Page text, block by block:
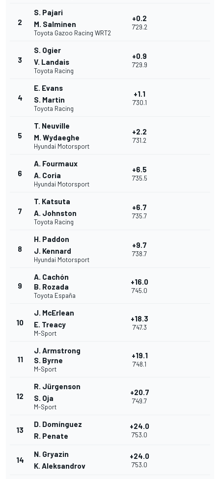
2
S. Pajari
M. Salminen
Toyota Gazoo Racing WRT2
+0.2
7'29.2
3
S. Ogier
V. Landais
Toyota Racing
+0.9
7'29.9
4
E. Evans
S. Martin
Toyota Racing
+1.1
7'30.1
5
T. Neuville
M. Wydaeghe
Hyundai Motorsport
+2.2
7'31.2
6
A. Fourmaux
A. Coria
Hyundai Motorsport
+6.5
7'35.5
7
T. Katsuta
A. Johnston
Toyota Racing
+6.7
7'35.7
8
H. Paddon
J. Kennard
Hyundai Motorsport
+9.7
7'38.7
9
A. Cachón
B. Rozada
Toyota España
+16.0
7'45.0
10
J. McErlean
E. Treacy
M-Sport
+18.3
7'47.3
11
J. Armstrong
S. Byrne
M-Sport
+19.1
7'48.1
12
R. Jürgenson
S. Oja
M-Sport
+20.7
7'49.7
13
D. Domínguez
R. Penate
+24.0
7'53.0
14
N. Gryazin
K. Aleksandrov
+24.0
7'53.0